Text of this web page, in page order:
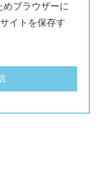
ブラウザーに
イトを保存す